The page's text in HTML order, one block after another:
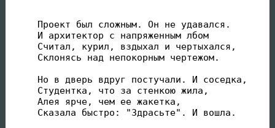
Проект был сложным. Он не удавался.
И архитектор с напряженным лбом
Считал, курил, вздыхал и чертыхался,
Склонясь над непокорным чертежом.
Но в дверь вдруг постучали. И соседка,
Студентка, что за стенкою жила,
Алея ярче, чем ее жакетка,
Сказала быстро: "Здрасьте". И вошла.